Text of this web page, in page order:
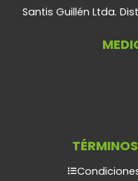
Santis Guillén Ltda.